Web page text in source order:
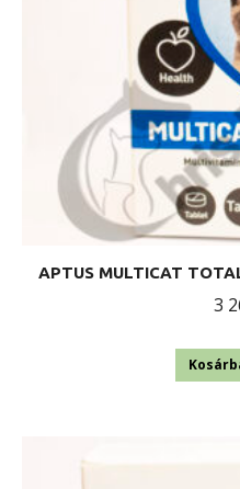
APTUS MULTICAT
3